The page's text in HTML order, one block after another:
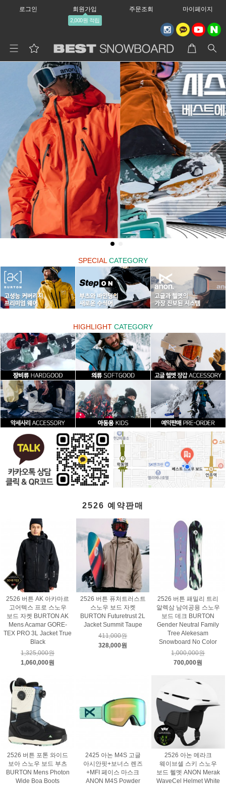
로그인 회원가입
2,000원 적립
주문조회 마이페이지
SPECIALCATEGORY
HIGHLIGHT CATEGORY
2526 예약판매
2526 버튼 AK 아카마르
고어텍스 프로 스노우
보드 자켓 BURTON AK
Mens Acamar GORE-
TEX PRO 3L Jacket True
Black
1,325,000원
1,060,000원
2526 버튼 퓨처트러스트
스노우 보드 자켓
BURTON Futuretrust 2L
Jacket Summit Taupe
411,000원
328,000원
2526 버튼 패밀리 트리
알렉삼 남여공용 스노우
보드 데크 BURTON
Gender Neutral Family
Tree Alekesam
Snowboard No Color
1,000,000원
700,000원
2526 버튼 포톤 와이드
보아 스노우 보드 부츠
BURTON Mens Photon
Wide Boa Boots
2425 아논 M4S 고글
아시안핏+보너스 렌즈
+MFI 페이스 마스크
ANON M4S Powder
2526 아논 메라크
웨이브셀 스키 스노우
보드 헬멧 ANON Merak
WaveCel Helmet White